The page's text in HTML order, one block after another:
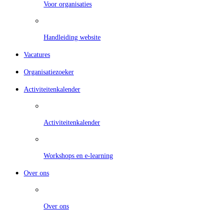
Voor organisaties
Handleiding website
Vacatures
Organisatiezoeker
Activiteitenkalender
Activiteitenkalender
Workshops en e-learning
Over ons
Over ons